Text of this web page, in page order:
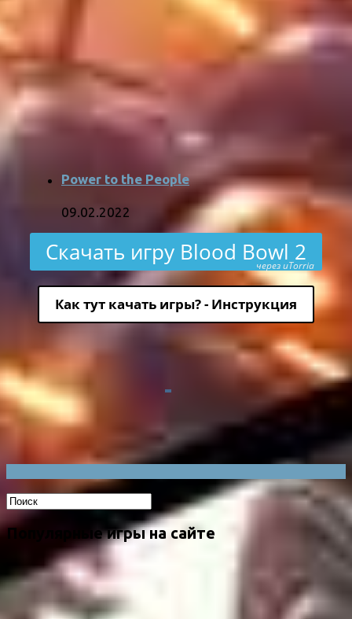
Power to the People
09.02.2022
Скачать игру Blood Bowl 2
через uTorria
Как тут качать игры? - Инструкция
Популярные игры на сайте